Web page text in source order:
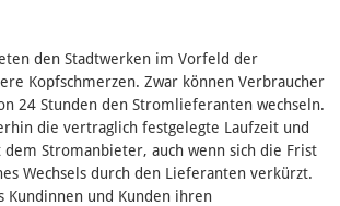
den Stadtwerken im Vorfeld der
Kopfschmerzen. Zwar können Verbraucher
24 Stunden den Stromlieferanten wechseln.
die vertraglich festgelegte Laufzeit und
Stromanbieter, auch wenn sich die Frist
Wechsels durch den Lieferanten verkürzt.
Kundinnen und Kunden ihren